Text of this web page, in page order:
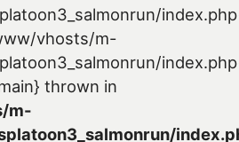
vhosts/m-
thrown in
m-